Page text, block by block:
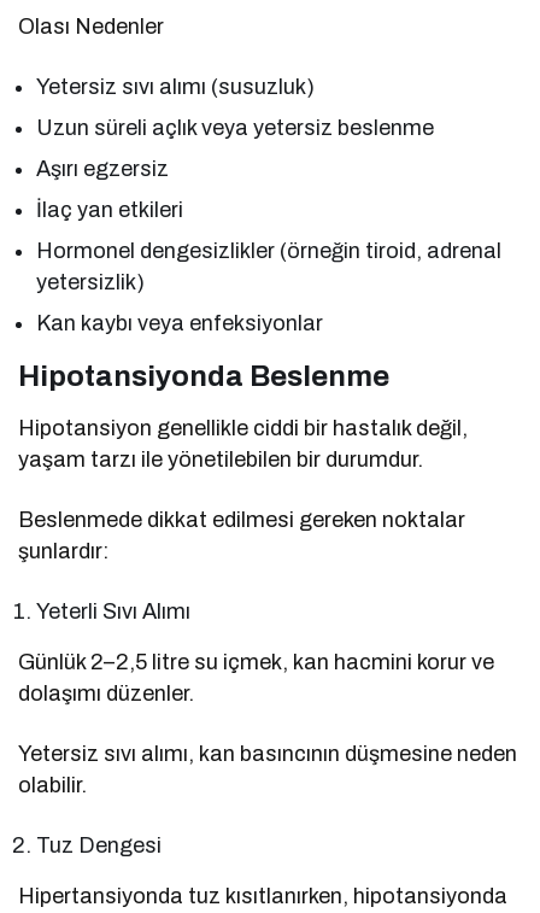
Olası Nedenler
Yetersiz sıvı alımı (susuzluk)
Uzun süreli açlık veya yetersiz beslenme
Aşırı egzersiz
İlaç yan etkileri
Hormonel dengesizlikler (örneğin tiroid, adrenal
yetersizlik)
Kan kaybı veya enfeksiyonlar
Hipotansiyonda Beslenme
Hipotansiyon genellikle ciddi bir hastalık değil,
yaşam tarzı ile yönetilebilen bir durumdur.
Beslenmede dikkat edilmesi gereken noktalar
şunlardır:
Yeterli Sıvı Alımı
Günlük 2–2,5 litre su içmek, kan hacmini korur ve
dolaşımı düzenler.
Yetersiz sıvı alımı, kan basıncının düşmesine neden
olabilir.
Tuz Dengesi
Hipertansiyonda tuz kısıtlanırken, hipotansiyonda